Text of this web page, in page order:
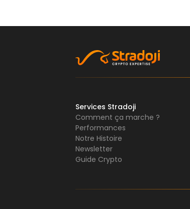
Services Stradoji
Comment ça marche ?
Performances
Notre Histoire
Newsletter
Guide Crypto